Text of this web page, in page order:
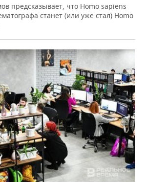
предсказывает, что Homo sapiens
станет (или уже стал) Homo